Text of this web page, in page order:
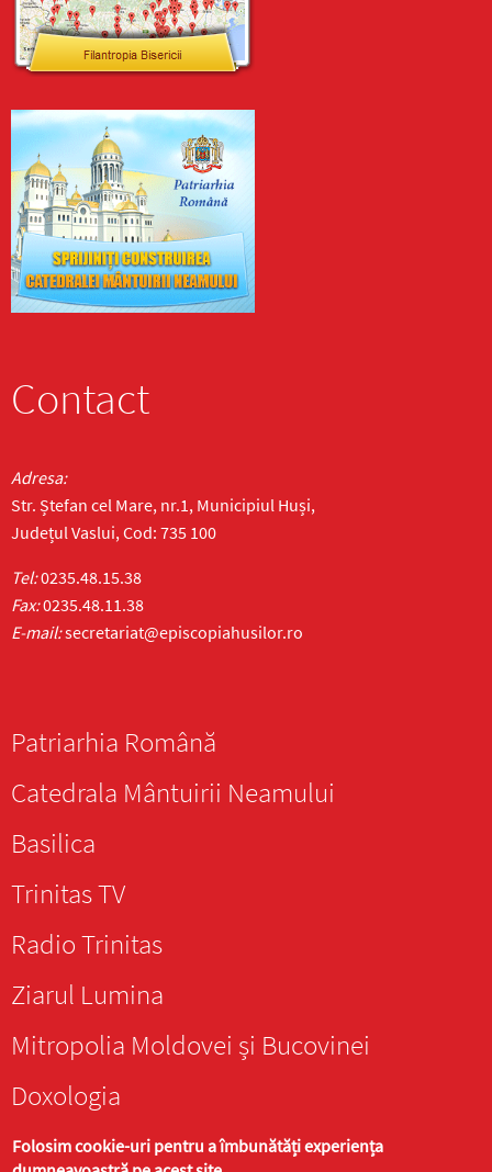
Contact
Adresa:
Str. Ștefan cel Mare, nr.1, Municipiul Huși,
Județul Vaslui, Cod: 735 100
Tel:0235.48.15.38
Fax:0235.48.11.38
E-mail:secretariat@episcopiahusilor.ro
Patriarhia Română
Catedrala Mântuirii Neamului
Basilica
Trinitas TV
Radio Trinitas
Ziarul Lumina
Mitropolia Moldovei și Bucovinei
Doxologia
Folosim cookie-uri pentru a îmbunătăți experiența